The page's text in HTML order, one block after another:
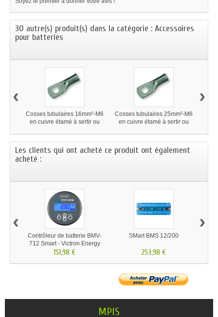
30 autre(s) produit(s) dans la catégorie : Accessoires
pour batteries
Cosses tubulaires 16mm²-M6
en cuivre étamé à sertir ou
Cosses tubulaires 25mm²-M6
en cuivre étamé à sertir ou
‹ ›
Les clients qui ont acheté ce produit ont également
acheté :
Contrôleur de batterie BMV-
712 Smart - Victron Energy
151,98 €
SMart BMS 12/200
253,98 €
‹ ›
MPIS